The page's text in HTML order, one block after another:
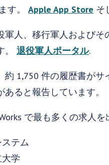
す。 Apple App Store そ
人、移行軍人およびそ
退役軍人ポータル.
1,750 件の履歴書が
ると報告しています。
で最も多くの求人
テム
学